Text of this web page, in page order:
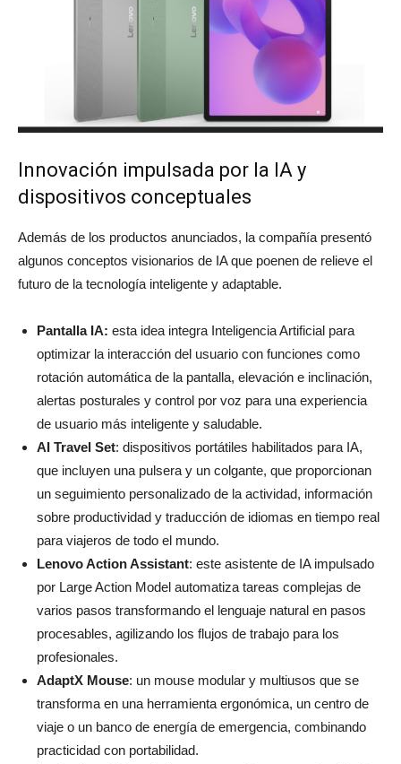
Innovación impulsada por la IA y
dispositivos conceptuales
Además de los productos anunciados, la compañía presentó
algunos conceptos visionarios de IA que poenen de relieve el
futuro de la tecnología inteligente y adaptable.
Pantalla IA: esta idea integra Inteligencia Artificial para
optimizar la interacción del usuario con funciones como
rotación automática de la pantalla, elevación e inclinación,
alertas posturales y control por voz para una experiencia
de usuario más inteligente y saludable.
AI Travel Set: dispositivos portátiles habilitados para IA,
que incluyen una pulsera y un colgante, que proporcionan
un seguimiento personalizado de la actividad, información
sobre productividad y traducción de idiomas en tiempo real
para viajeros de todo el mundo.
Lenovo Action Assistant: este asistente de IA impulsado
por Large Action Model automatiza tareas complejas de
varios pasos transformando el lenguaje natural en pasos
procesables, agilizando los flujos de trabajo para los
profesionales.
AdaptX Mouse: un mouse modular y multiusos que se
transforma en una herramienta ergonómica, un centro de
viaje o un banco de energía de emergencia, combinando
practicidad con portabilidad.